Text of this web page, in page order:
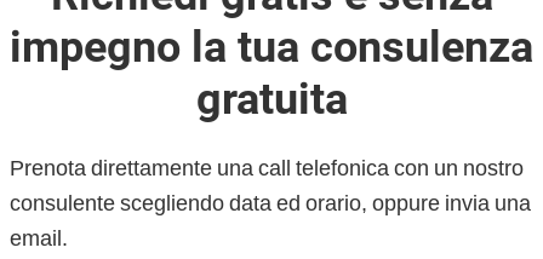
impegno la tua consulenza
gratuita
Prenota direttamente una call telefonica con un nostro
consulente scegliendo data ed orario, oppure invia una
email.